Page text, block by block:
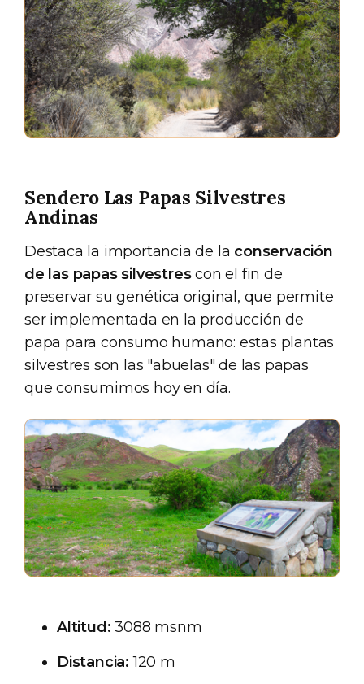
Sendero Las Papas Silvestres
Andinas
Destaca la importancia de la conservación
de las papas silvestrescon el fin de
preservar su genética original, que permite
ser implementada en la producción de
papa para consumo humano: estas plantas
silvestres son las "abuelas" de las papas
que consumimos hoy en día.
Altitud: 3088 msnm
Distancia: 120 m